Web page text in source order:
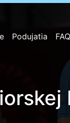
Podujatia FAQ